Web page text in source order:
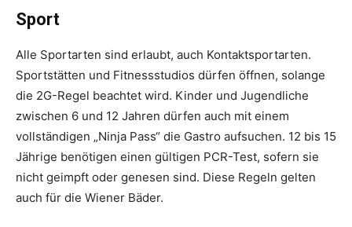
Sport
Alle Sportarten sind erlaubt, auch Kontaktsportarten.
Sportstätten und Fitnessstudios dürfen öffnen, solange
die 2G-Regel beachtet wird. Kinder und Jugendliche
zwischen 6 und 12 Jahren dürfen auch mit einem
vollständigen „Ninja Pass“ die Gastro aufsuchen. 12 bis 15
Jährige benötigen einen gültigen PCR-Test, sofern sie
nicht geimpft oder genesen sind. Diese Regeln gelten
auch für die Wiener Bäder.